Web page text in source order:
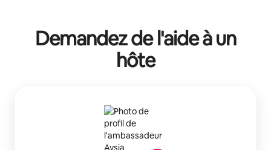
Demandez de l'aide à un
hôte